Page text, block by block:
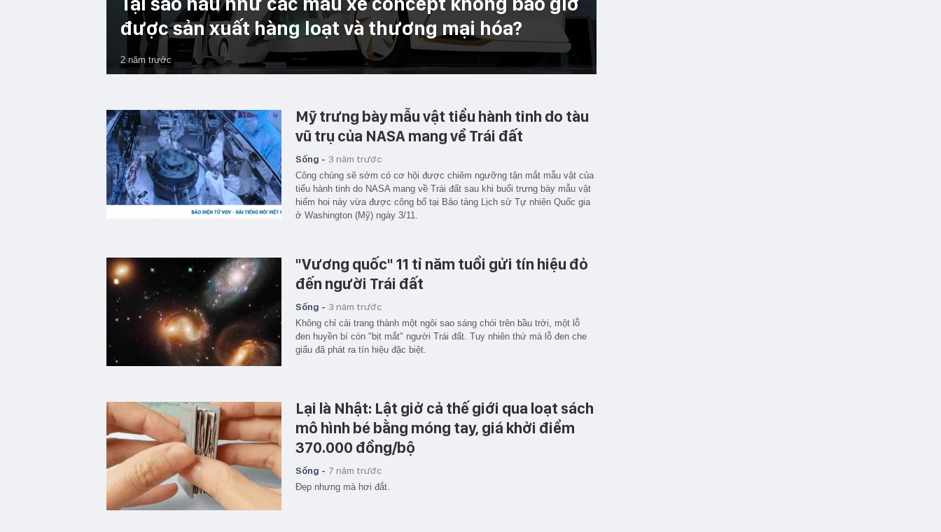
được sản xuất hàng loạt và thương mại hóa?
2 năm trước
Mỹ trưng bày mẫu vật tiểu hành tinh do tàu
vũ trụ của NASA mang về Trái đất
Sống - 3 năm trước
Công chúng sẽ sớm có cơ hội được chiêm ngưỡng tận mắt mẫu vật của
tiểu hành tinh do NASA mang về Trái đất sau khi buổi trưng bày mẫu vật
hiếm hoi này vừa được công bố tại Bảo tàng Lịch sử Tự nhiên Quốc gia
ở Washington (Mỹ) ngày 3/11.
"Vương quốc" 11 tỉ năm tuổi gửi tín hiệu đỏ
đến người Trái đất
Sống - 3 năm trước
Không chỉ cải trang thành một ngôi sao sáng chói trên bầu trời, một lỗ
đen huyền bí còn "bịt mắt" người Trái đất. Tuy nhiên thứ mà lỗ đen che
giấu đã phát ra tín hiệu đặc biệt.
Lại là Nhật: Lật giở cả thế giới qua loạt sách
mô hình bé bằng móng tay, giá khởi điểm
370.000 đồng/bộ
Sống - 7 năm trước
Đẹp nhưng mà hơi đắt.